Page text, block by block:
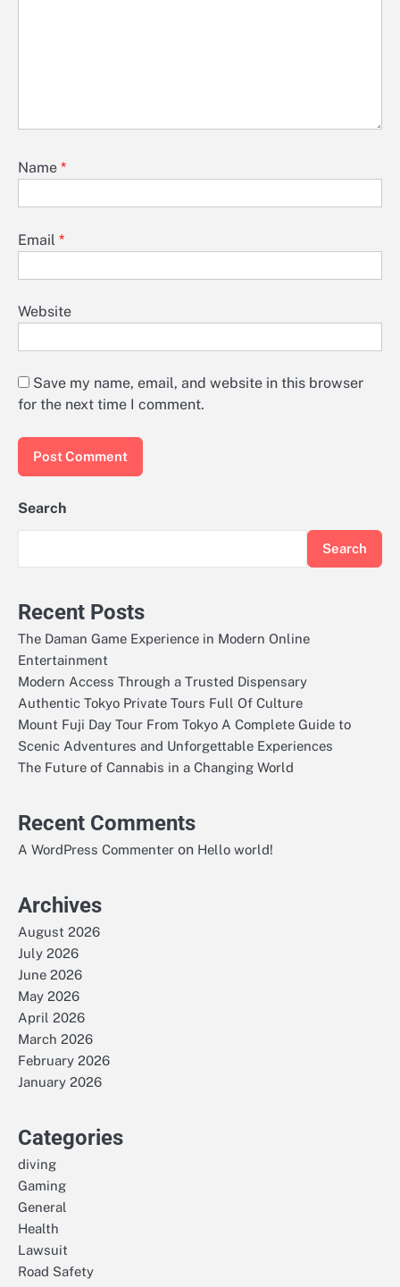
Name *
Email *
Website
Save my name, email, and website in this browser
for the next time I comment.
Search
Search
Recent Posts
The Daman Game Experience in Modern Online
Entertainment
Modern Access Through a Trusted Dispensary
Authentic Tokyo Private Tours Full Of Culture
Mount Fuji Day Tour From Tokyo A Complete Guide to
Scenic Adventures and Unforgettable Experiences
The Future of Cannabis in a Changing World
Recent Comments
A WordPress Commenter on Hello world!
Archives
August 2026
July 2026
June 2026
May 2026
April 2026
March 2026
February 2026
January 2026
Categories
diving
Gaming
General
Health
Lawsuit
Road Safety